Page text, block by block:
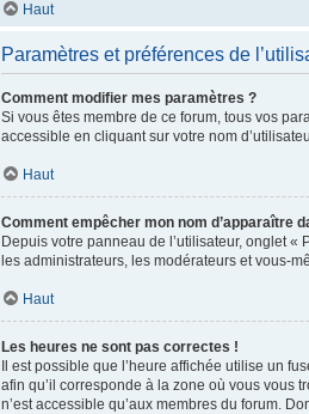
Haut
Paramètres et préférences de
Comment modifier mes paramètres ?
Si vous êtes membre de ce forum, tous vos
accessible en cliquant sur votre nom
Haut
Comment empêcher mon nom d’apparaître
Depuis votre panneau de l’utilisateur, onglet «
les administrateurs, les modérateurs et vous-
Haut
Les heures ne sont pas correctes !
Il est possible que l’heure affichée utilise un
afin qu’il corresponde à la zone où vous vous
n’est accessible qu’aux membres du forum.